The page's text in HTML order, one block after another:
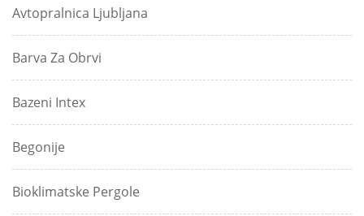
Avtopralnica Ljubljana
Barva Za Obrvi
Bazeni Intex
Begonije
Bioklimatske Pergole